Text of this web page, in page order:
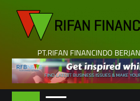
content
PT.RIFAN FINANCINDO